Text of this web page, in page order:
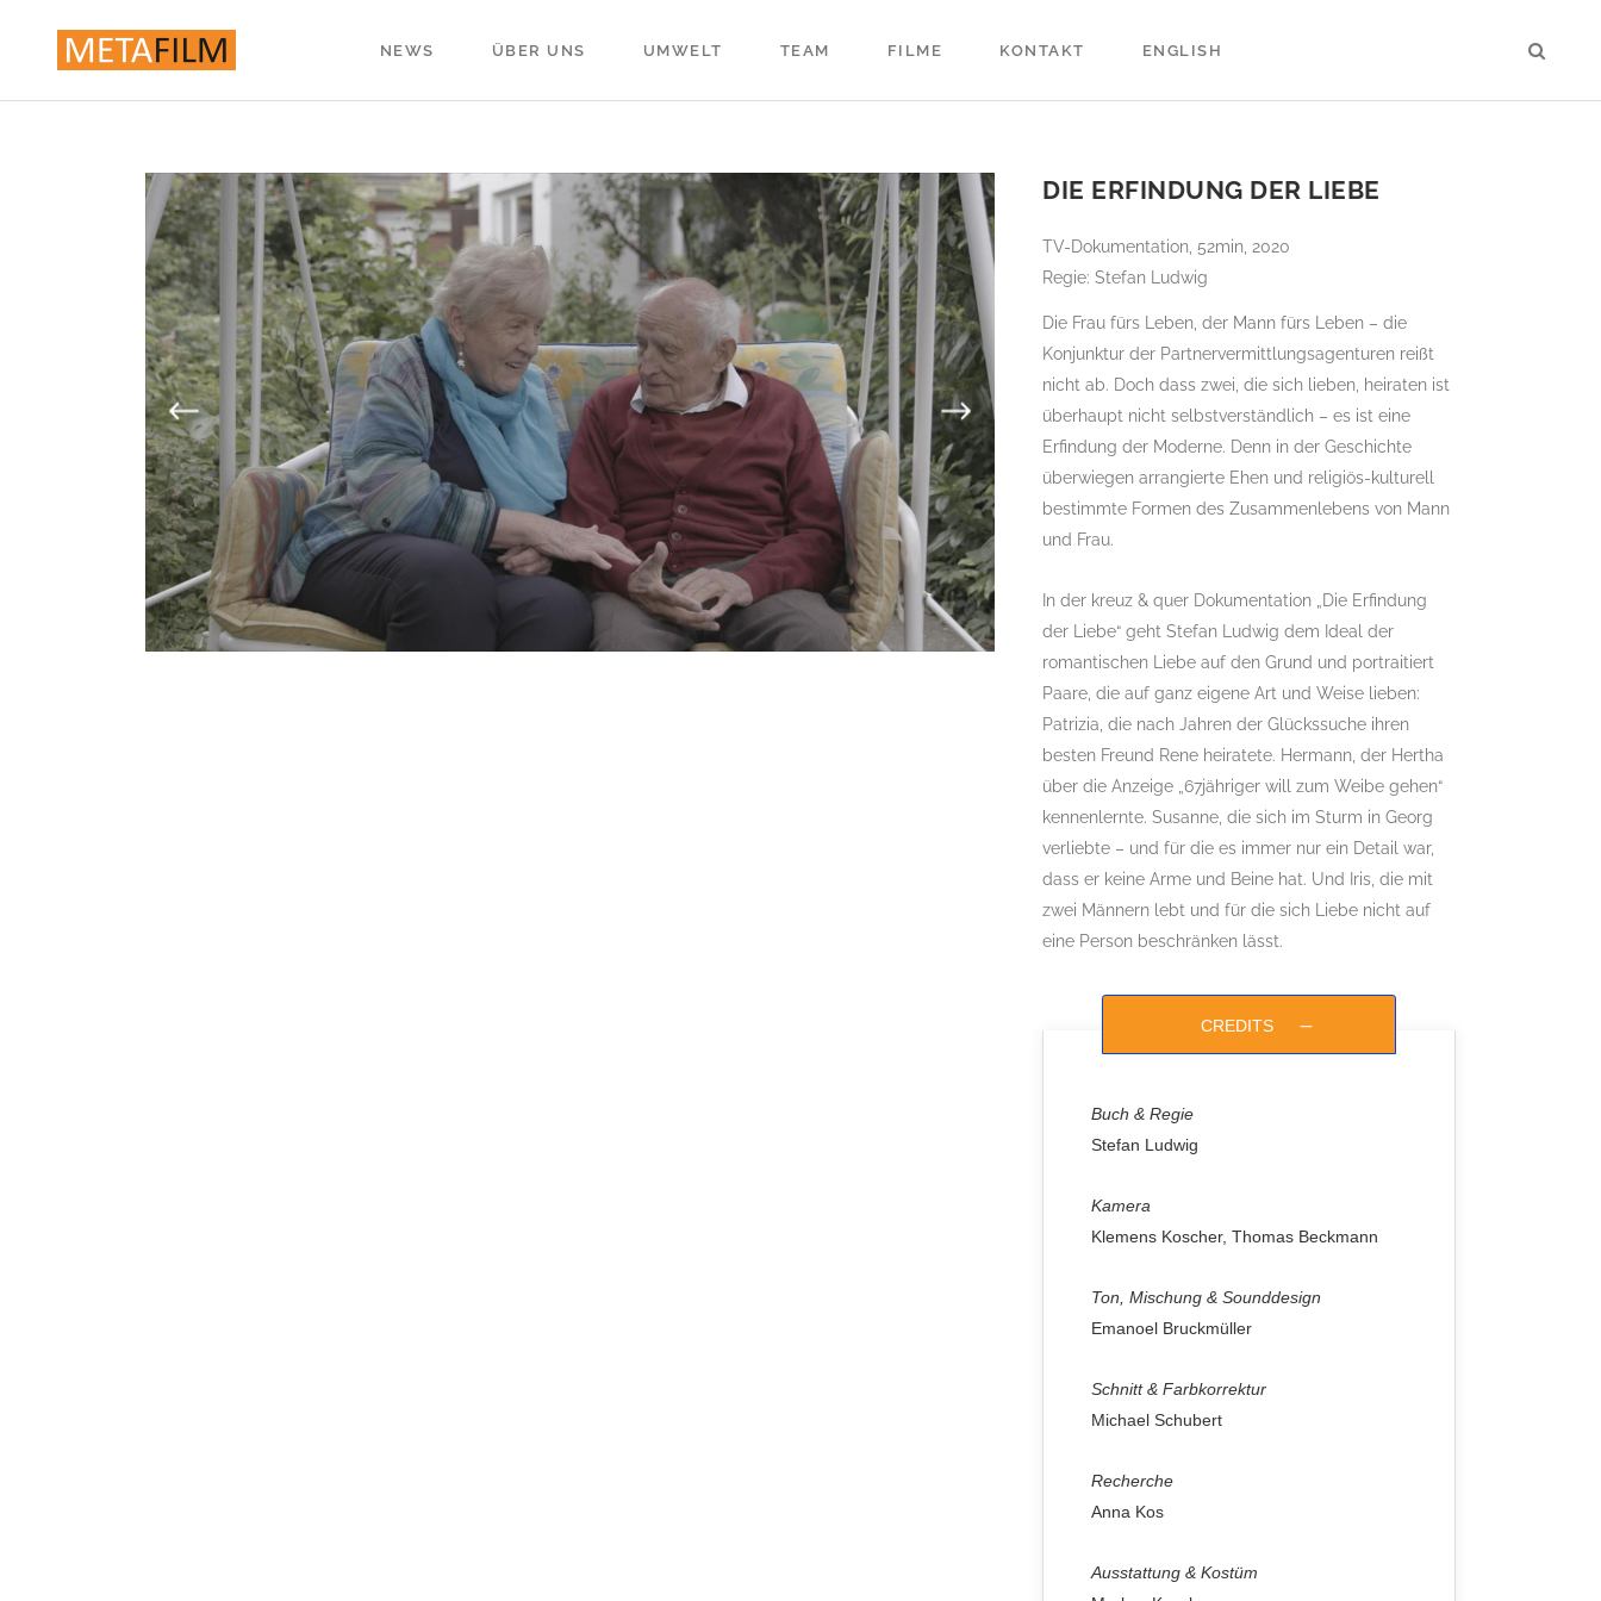
NEWS ÜBER UNS UMWELT TEAM FILME KONTAKT ENGLISH
DIE ERFINDUNG DER LIEBE
TV-Dokumentation, 52min, 2020
Regie: Stefan Ludwig
Die Frau fürs Leben, der Mann fürs Leben – die
Konjunktur der Partnervermittlungsagenturen reißt
nicht ab. Doch dass zwei, die sich lieben, heiraten ist
überhaupt nicht selbstverständlich – es ist eine
Erfindung der Moderne. Denn in der Geschichte
überwiegen arrangierte Ehen und religiös-kulturell
bestimmte Formen des Zusammenlebens von Mann
und Frau.
In der kreuz & quer Dokumentation „Die Erfindung
der Liebe“ geht Stefan Ludwig dem Ideal der
romantischen Liebe auf den Grund und portraitiert
Paare, die auf ganz eigene Art und Weise lieben:
Patrizia, die nach Jahren der Glückssuche ihren
besten Freund Rene heiratete. Hermann, der Hertha
über die Anzeige „67jähriger will zum Weibe gehen“
kennenlernte. Susanne, die sich im Sturm in Georg
verliebte – und für die es immer nur ein Detail war,
dass er keine Arme und Beine hat. Und Iris, die mit
zwei Männern lebt und für die sich Liebe nicht auf
eine Person beschränken lässt.
CREDITS
Buch & Regie
Stefan Ludwig
Kamera
Klemens Koscher, Thomas Beckmann
Ton, Mischung & Sounddesign
Emanoel Bruckmüller
Schnitt & Farbkorrektur
Michael Schubert
Recherche
Anna Kos
Ausstattung & Kostüm